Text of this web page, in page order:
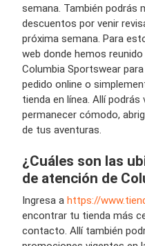
semana. También podrás
descuentos por venir
próxima semana. Para
web donde hemos
Columbia Sportswear
pedido online o
tienda en línea. Allí
permanecer cómodo,
de tus aventuras.
¿Cuáles son las
de atención de
Ingresa a https://
encontrar tu tienda más
contacto. Allí también